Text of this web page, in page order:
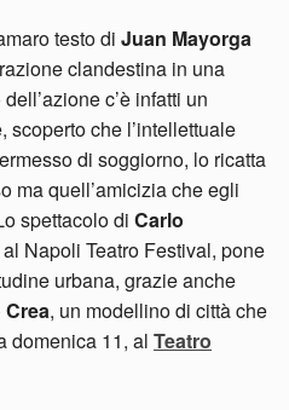
testo di Juan Mayorga
clandestina in una
c’è infatti un
che l’intellettuale
di soggiorno, lo ricatta
ma quell’amicizia che egli
spettacolo di Carlo
Napoli Teatro Festival, pone
urbana, grazie anche
Crea, un modellino di città che
domenica 11, al Teatro